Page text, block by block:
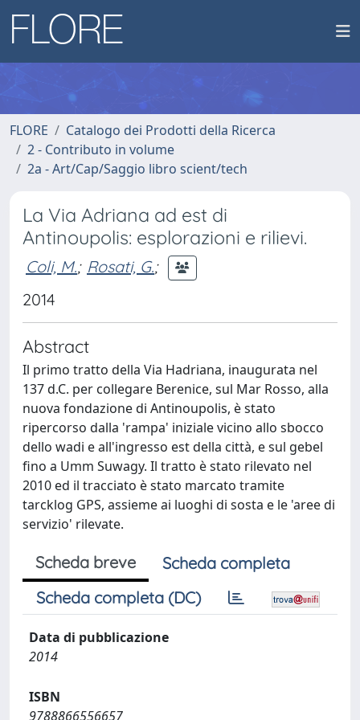
FLORE
Catalogo dei Prodotti della Ricerca
2 - Contributo in volume
2a - Art/Cap/Saggio libro scient/tech
La Via Adriana ad est di
Antinoupolis: esplorazioni e rilievi.
Coli, M.; Rosati, G.;
2014
Abstract
Il primo tratto della Via Hadriana, inaugurata nel
137 d.C. per collegare Berenice, sul Mar Rosso, alla
nuova fondazione di Antinoupolis, è stato
ripercorso dalla 'rampa' iniziale vicino allo sbocco
dello wadi e all'ingresso est della città, e sul gebel
fino a Umm Suwagy. Il tratto è stato rilevato nel
2010 ed il tracciato è stato marcato tramite
tarcklog GPS, assieme ai luoghi di sosta e le 'aree di
servizio' rilevate.
Scheda breve
Scheda completa
Scheda completa (DC)
Data di pubblicazione
2014
ISBN
9788866556657